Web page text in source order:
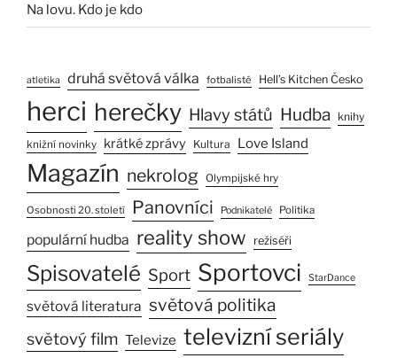
Na lovu. Kdo je kdo
atletika druhá světová válka fotbalisté Hell’s Kitchen Česko
herci herečky Hlavy států Hudba knihy
knižní novinky krátké zprávy Kultura Love Island
Magazín nekrolog Olympijské hry
Osobnosti 20. století Panovníci Podnikatelé Politika
populární hudba reality show režiséři
Spisovatelé Sport Sportovci StarDance
světová literatura světová politika
světový film Televize televizní seriály